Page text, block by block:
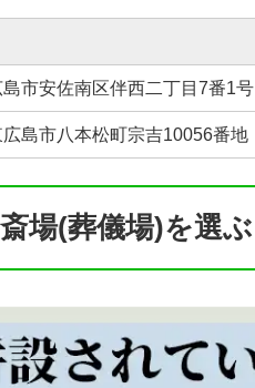
市安佐南区伴西二丁目7番1号
島市八本松町宗吉10056番地
場(葬儀場)を選ぶ